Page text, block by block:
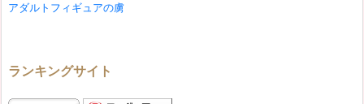
アダルトフィギュアの虜
ランキングサイト